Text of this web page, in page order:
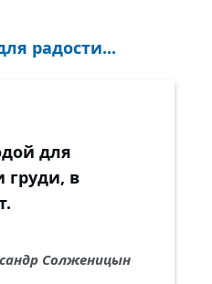
радости...
для
груди, в
Солженицын